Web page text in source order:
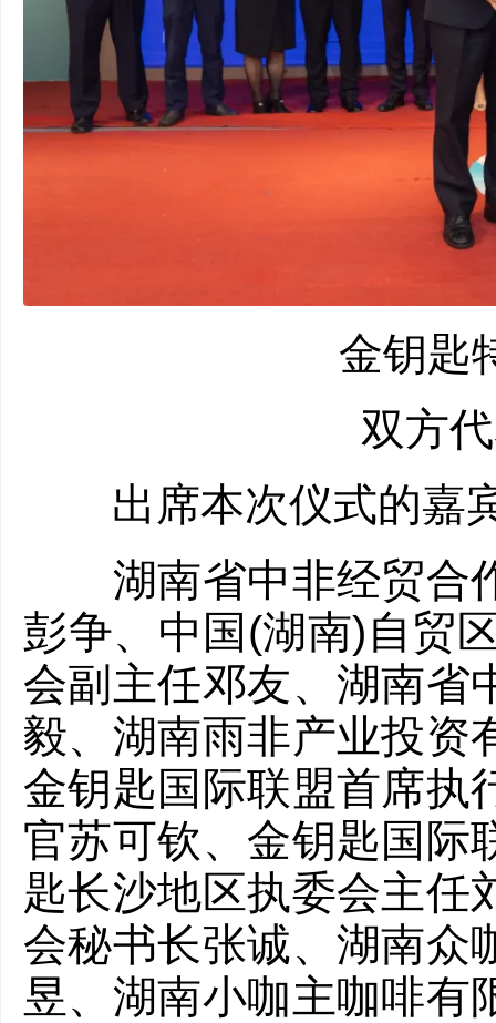
金钥匙特
双方代
出席本次仪式的嘉
湖南省中非经贸合
彭争、中国(湖南)自贸
会副主任邓友、湖南省
毅、湖南雨非产业投资
金钥匙国际联盟首席执
官苏可钦、金钥匙国际
匙长沙地区执委会主任
会秘书长张诚、湖南众
昱、湖南小咖主咖啡有